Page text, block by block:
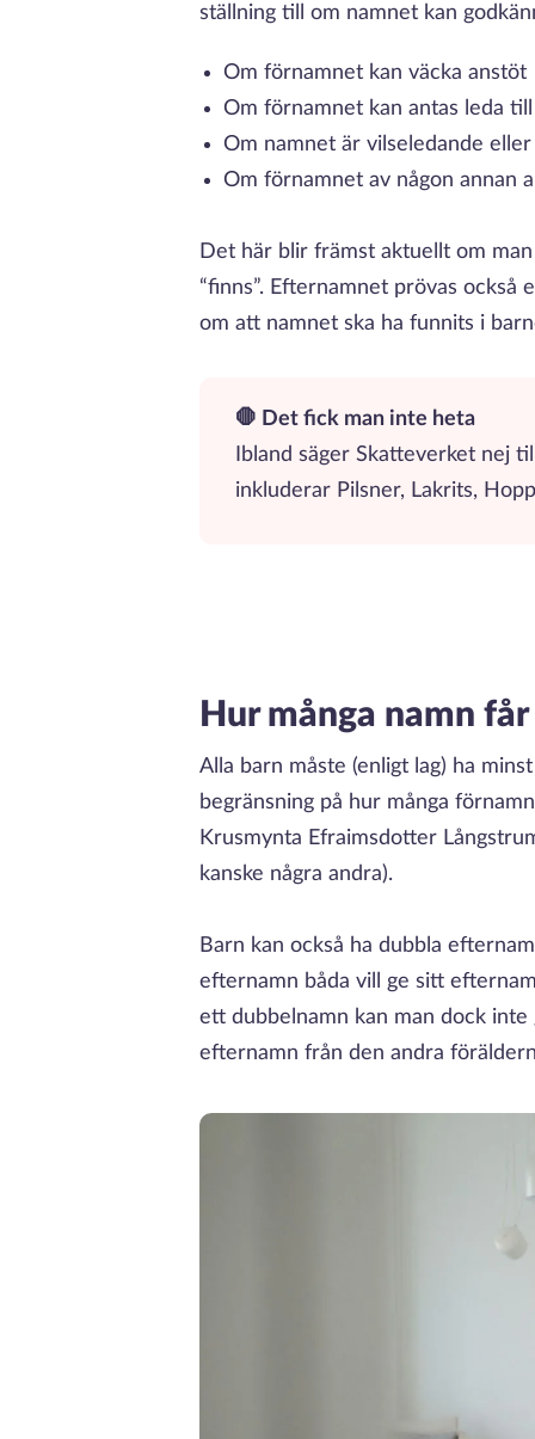
ställning till om namnet kan
Om förnamnet kan väcka anstöt
Om förnamnet kan antas leda
Om namnet är vilseledande
Om förnamnet av någon annan
Det här blir främst aktuellt om
“finns”. Efternamnet prövas också
om att namnet ska ha funnits i
🛑 Det fick man inte heta
Ibland säger Skatteverket nej
inkluderar Pilsner, Lakrits,
Hur många namn
Alla barn måste (enligt lag) ha
begränsning på hur många
Krusmynta Efraimsdotter
kanske några andra).
Barn kan också ha dubbla
efternamn båda vill ge sitt
ett dubbelnamn kan man dock
efternamn från den andra